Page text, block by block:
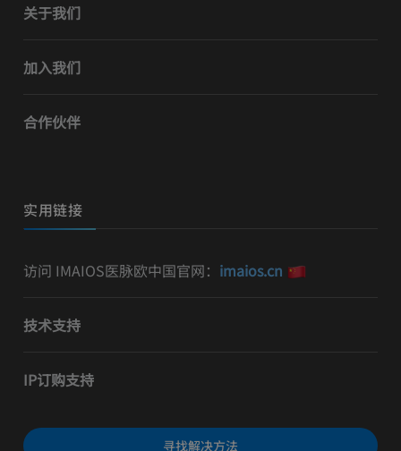
关于我们
加入我们
合作伙伴
实用链接
访问 IMAIOS医脉欧中国官网： imaios.cn
技术支持
IP订购支持
寻找解决方法